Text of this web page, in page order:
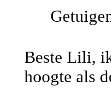
Beste Lili,
hoogte als